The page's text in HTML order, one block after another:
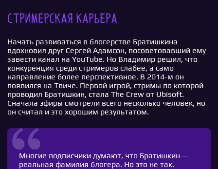
Стримерская карьера
Начать развиваться в блогерстве Братишкина
вдохновил друг Сергей Адамсон, посоветовавший ему
завести канал на YouTube. Но Владимир решил, что
конкуренция среди стримеров слабее, а само
направление более перспективное. В 2014-м он
появился на Твиче. Первой игрой, стримы по которой
проводил Братишкин, стала The Crew от Ubisoft.
Сначала эфиры смотрели всего несколько человек, но
он считал и это хорошим результатом.
Многие подписчики думают, что Братишкин —
реальная фамилия блогера. Но это не так.